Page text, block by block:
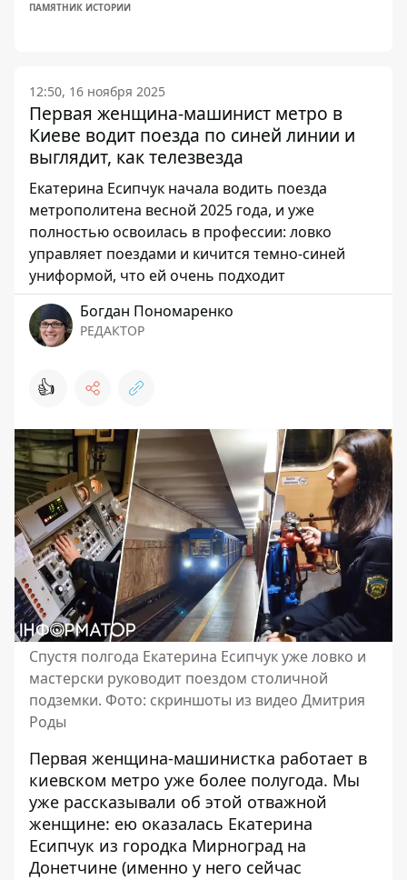
ПАМЯТНИК ИСТОРИИ
12:50, 16 ноября 2025
Первая женщина-машинист метро в
Киеве водит поезда по синей линии и
выглядит, как телезвезда
Екатерина Есипчук начала водить поезда
метрополитена весной 2025 года, и уже
полностью освоилась в профессии: ловко
управляет поездами и кичится темно-синей
униформой, что ей очень подходит
Богдан Пономаренко
РЕДАКТОР
👍
Спустя полгода Екатерина Есипчук уже ловко и
мастерски руководит поездом столичной
подземки. Фото: скриншоты из видео Дмитрия
Роды
Первая женщина-машинистка работает в
киевском метро уже более полугода. Мы
уже рассказывали об этой отважной
женщине: ею оказалась Екатерина
Есипчук из городка Мирноград на
Донетчине (именно у него сейчас